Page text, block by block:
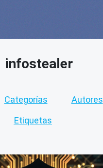
infostealer
Categorías Autores
Etiquetas